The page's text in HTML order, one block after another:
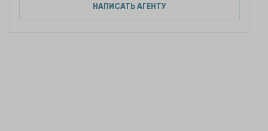
НАПИСАТЬ АГЕНТУ